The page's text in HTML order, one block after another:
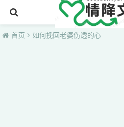
首页
首页 如何挽回老婆伤透的心